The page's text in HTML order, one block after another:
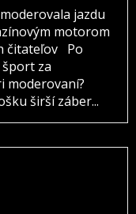
jazdu
motorom
čitateľov Po
za
moderovaní?
širší záber...